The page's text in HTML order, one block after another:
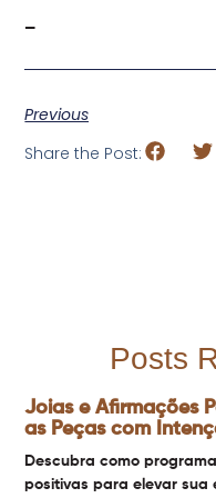
—
Previous
Share the Post:
Posts
Joias e Afirmações
as Peças com
Descubra como
positivas para elevar sua